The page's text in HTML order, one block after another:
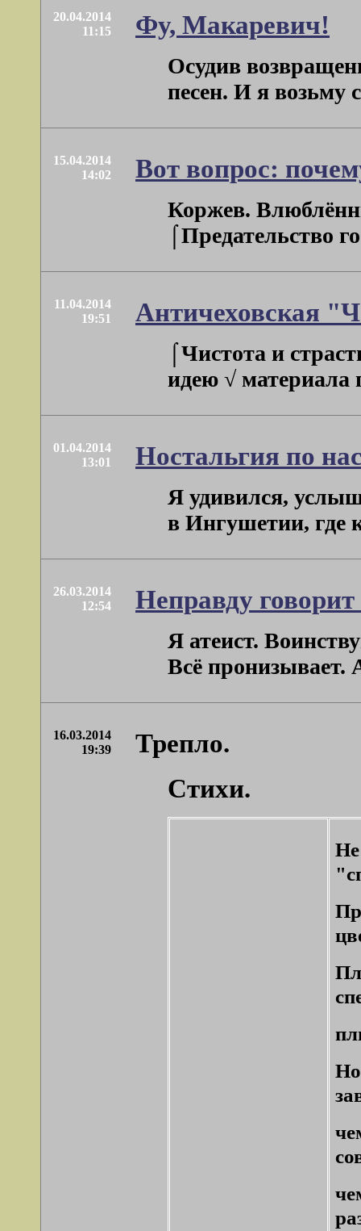
20.04.2014
11:15
Фу, Макаревич!
Осудив
песен. И я
15.04.2014
14:02
Вот вопрос:
Коржев.
⌠Предательство
11.04.2014
19:51
Античеховская
⌠Чистота и
идею √ материала
01.04.2014
13:01
Ностальгия по
Я удивился,
в Ингушетии, где
26.03.2014
12:54
Неправду
Я атеист.
Всё пронизывает.
16.03.2014
19:39
Трепло.
Стихи.